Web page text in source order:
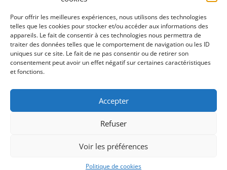
Pour offrir les meilleures expériences, nous utilisons des technologies
telles que les cookies pour stocker et/ou accéder aux informations des
appareils. Le fait de consentir à ces technologies nous permettra de
traiter des données telles que le comportement de navigation ou les ID
uniques sur ce site. Le fait de ne pas consentir ou de retirer son
consentement peut avoir un effet négatif sur certaines caractéristiques
et fonctions.
Accepter
Refuser
Voir les préférences
Politique de cookies
Projet pédagogique présenté par le Conseil Départemental
Qui sommes nous ?
Rechercher
Remplacement des professeurs absents
Ressources éducatives et ludiques
Voies cyclables